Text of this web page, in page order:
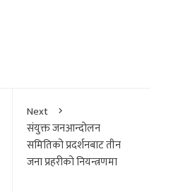
Next
सं‌युक्त जनआन्दोलन
समितिको प्रदर्शनबाट तीन
जना प्रहरीको नियन्त्रणमा